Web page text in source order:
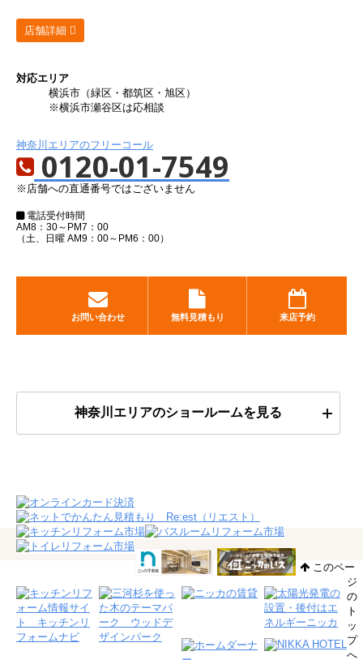
店舗詳細
対応エリア
横浜市（緑区・都筑区・旭区）
※横浜市瀬谷区は応相談
神奈川エリアのフリーコール
0120-01-7549
※店舗への直通番号ではございません
電話受付時間
AM8：30～PM7：00
（土、日曜 AM9：00～PM6：00）
お問い合わせ 無料見積もり 来店予約
神奈川エリアのショールームを見る
このペー
ジ
の
ト
ッ
プ
へ